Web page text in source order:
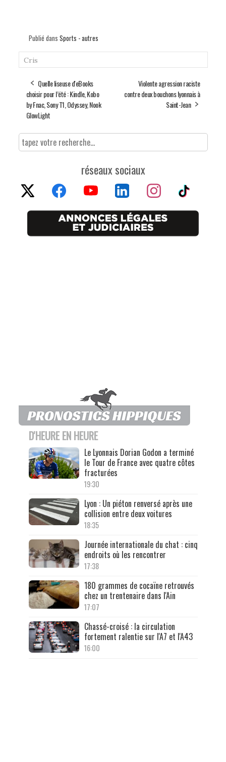
Publié dans Sports - autres
Cris
Quelle liseuse d'eBooks
choisir pour l’été : Kindle, Kobo
by Fnac, Sony T1, Odyssey, Nook
GlowLight
Violente agression raciste
contre deux bouchons lyonnais à
Saint-Jean
réseaux sociaux
D'HEURE EN HEURE
Le Lyonnais Dorian Godon a terminé
le Tour de France avec quatre côtes
fracturées
19:30
Lyon : Un piéton renversé après une
collision entre deux voitures
18:35
Journée internationale du chat : cinq
endroits où les rencontrer
17:38
180 grammes de cocaïne retrouvés
chez un trentenaire dans l'Ain
17:07
Chassé-croisé : la circulation
fortement ralentie sur l'A7 et l'A43
16:00